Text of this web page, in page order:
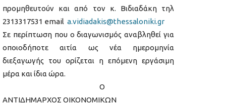
προμηθευτούν και από τον κ. Βιδιαδάκη τηλ
2313317531 email a.vidiadakis@thessaloniki.gr
Σε περίπτωση που ο διαγωνισμός αναβληθεί για
οποιοδήποτε αιτία ως νέα ημερομηνία
διεξαγωγής του ορίζεται η επόμενη εργάσιμη
μέρα και ίδια ώρα.
Ο
ΑΝΤΙΔΗΜΑΡΧΟΣ ΟΙΚΟΝΟΜΙΚΩΝ